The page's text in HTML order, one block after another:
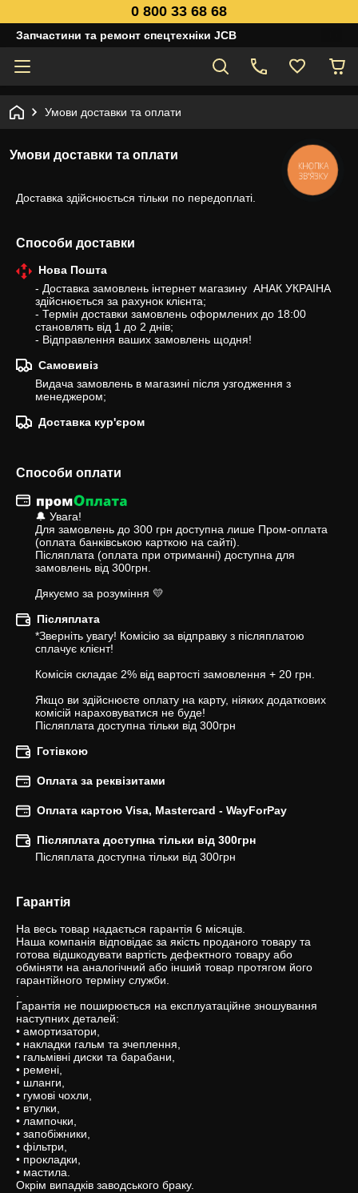
0 800 33 68 68
Запчастини та ремонт спецтехніки JCB
Умови доставки та оплати
Умови доставки та оплати
Доставка здійснюється тільки по передоплаті.
Способи доставки
Нова Пошта
- Доставка замовлень інтернет магазину  АНАК УКРАІНА
здійснюється за рахунок клієнта;
- Термін доставки замовлень оформлених до 18:00
становлять від 1 до 2 днів;
- Відправлення ваших замовлень щодня!
Самовивіз
Видача замовлень в магазині після узгодження з
менеджером;
Доставка кур'єром
Способи оплати
🔔 Увага!
Для замовлень до 300 грн доступна лише Пром-оплата
(оплата банківською карткою на сайті).
Післяплата (оплата при отриманні) доступна для
замовлень від 300грн.
Дякуємо за розуміння 💛
Післяплата
*Зверніть увагу! Комісію за відправку з післяплатою
сплачує клієнт!
Комісія складає 2% від вартості замовлення + 20 грн.
Якщо ви здійснюєте оплату на карту, ніяких додаткових
комісій нараховуватися не буде!
Післяплата доступна тільки від 300грн
Готівкою
Оплата за реквізитами
Оплата картою Visa, Mastercard - WayForPay
Післяплата доступна тільки від 300грн
Післяплата доступна тільки від 300грн
Гарантія
На весь товар надається гарантія 6 місяців.
Наша компанія відповідає за якість проданого товару та
готова відшкодувати вартість дефектного товару або
обміняти на аналогічний або інший товар протягом його
гарантійного терміну служби.
.
Гарантія не поширюється на експлуатаційне зношування
наступних деталей:
• амортизатори,
• накладки гальм та зчеплення,
• гальмівні диски та барабани,
• ремені,
• шланги,
• гумові чохли,
• втулки,
• лампочки,
• запобіжники,
• фільтри,
• прокладки,
• мастила.
Окрім випадків заводського браку.
КНОПКА
ЗВ'ЯЗКУ